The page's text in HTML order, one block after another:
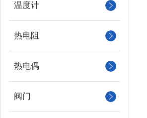
温度计
热电阻
热电偶
阀门